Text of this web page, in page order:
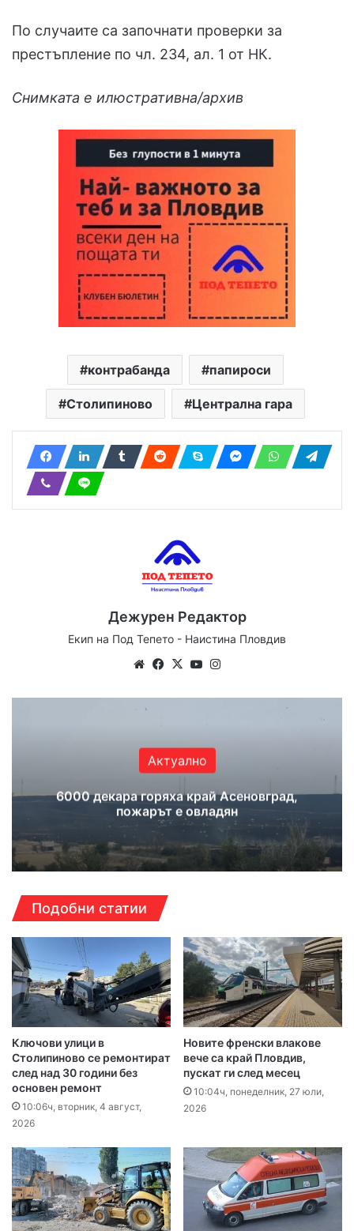
По случаите са започнати проверки за
престъпление по чл. 234, ал. 1 от НК.
Снимката е илюстративна/архив
контрабанда папироси
Столипиново Централна гара
Дежурен Редактор
Екип на Под Тепето - Наистина Пловдив
WebsiteFacebook
X YouTube
Актуално
6000 декара горяха край Асеновград,
пожарът е овладян
Подобни статии
Ключови улици в
Столипиново се ремонтират
след над 30 години без
основен ремонт
10:06ч, вторник, 4 август,
2026
Новите френски влакове
вече са край Пловдив,
пускат ги след месец
10:04ч, понеделник, 27 юли,
2026